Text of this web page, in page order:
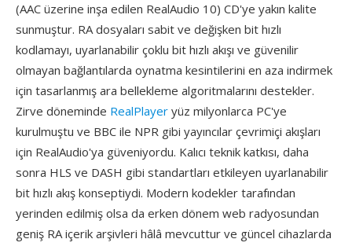
(AAC üzerine inşa edilen RealAudio 10) CD'ye yakın kalite
sunmuştur. RA dosyaları sabit ve değişken bit hızlı
kodlamayı, uyarlanabilir çoklu bit hızlı akışı ve güvenilir
olmayan bağlantılarda oynatma kesintilerini en aza indirmek
için tasarlanmış ara bellekleme algoritmalarını destekler.
Zirve döneminde RealPlayer yüz milyonlarca PC'ye
kurulmuştu ve BBC ile NPR gibi yayıncılar çevrimiçi akışları
için RealAudio'ya güveniyordu. Kalıcı teknik katkısı, daha
sonra HLS ve DASH gibi standartları etkileyen uyarlanabilir
bit hızlı akış konseptiydi. Modern kodekler tarafından
yerinden edilmiş olsa da erken dönem web radyosundan
geniş RA içerik arşivleri hâlâ mevcuttur ve güncel cihazlarda